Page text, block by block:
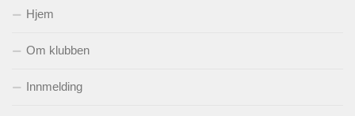
Hjem
Om klubben
Innmelding